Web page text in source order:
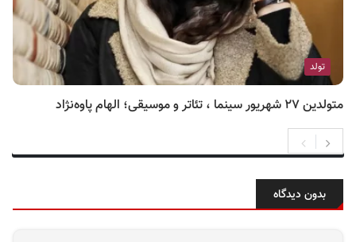
تولد
متولدین ۲۷ شهریور سینما ، تئاتر و موسیقی؛ الهام پاوه‌نژاد
بدون دیدگاه